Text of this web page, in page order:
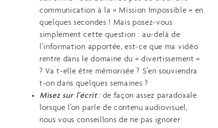
communication à la « Mission Impossible » en
quelques secondes ! Mais posez-vous
simplement cette question : au-delà de
l’information apportée, est-ce que ma vidéo
rentre dans le domaine du « divertissement »
? Va t-elle être mémorisée ? S’en souviendra
t-on dans quelques semaines ?
Misez sur l’écrit:de façon assez paradoxale
lorsque l’on parle de contenu audiovisuel,
nous vous conseillons de ne pas ignorer